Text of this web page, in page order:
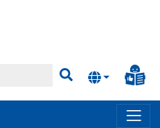
Suchen